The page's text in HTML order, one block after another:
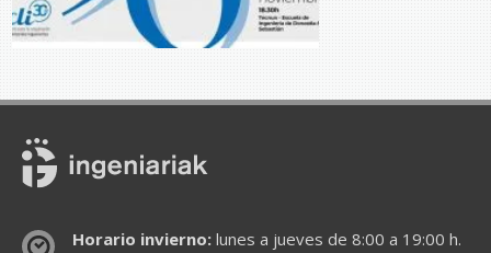
Horario invierno:lunes a jueves de 8:00 a 19:00 h.